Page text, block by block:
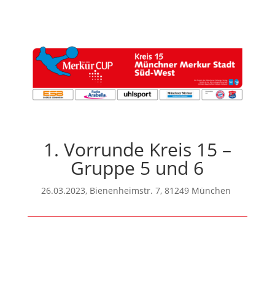
1. Vorrunde Kreis 15 –
Gruppe 5 und 6
26.03.2023, Bienenheimstr. 7, 81249 München